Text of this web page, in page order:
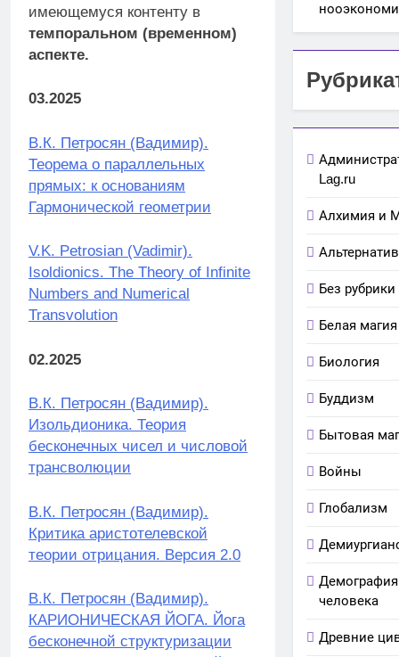
имеющемуся контенту в
темпоральном (временном)
аспекте.
03.2025
В.К. Петросян (Вадимир).
Теорема о параллельных
прямых: к основаниям
Гармонической геометрии
V.K. Petrosian (Vadimir).
Isoldionics. The Theory of Infinite
Numbers and Numerical
Transvolution
02.2025
В.К. Петросян (Вадимир).
Изольдионика. Теория
бесконечных чисел и числовой
трансволюции
В.К. Петросян (Вадимир).
Критика аристотелевской
теории отрицания. Версия 2.0
В.К. Петросян (Вадимир).
КАРИОНИЧЕСКАЯ ЙОГА. Йога
бесконечной структуризации
Lag.ru
Алхимия и
Без рубрики
Белая магия
Биология
Буддизм
Бытовая
Войны
Глобализм
человека
Древние